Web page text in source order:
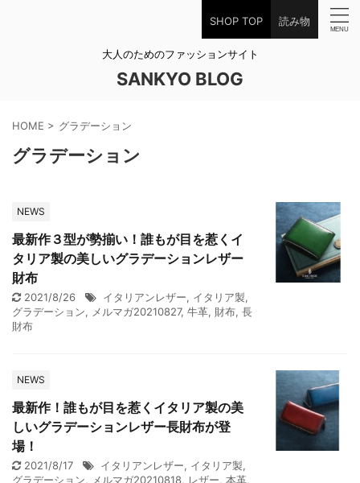
SHOP TOP 読み物
大人のためのファッションサイト
SANKYO BLOG
HOME > グラデーション
グラデーション
NEWS
最新作３型が勢揃い！誰もが目を惹くイ
タリア製の美しいグラデーションレザー
財布
2021/8/26 イタリアンレザー, イタリア製,
グラデーション, メルマガ20210827, 牛革, 財布, 長
財布
NEWS
最新作！誰もが目を惹くイタリア製の美
しいグラデーションレザー長財布が登
場！
2021/8/17 イタリアンレザー, イタリア製,
グラデーション, メルマガ20210818, レザー, 本革,